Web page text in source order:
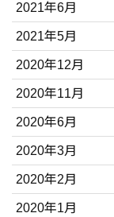
2021年6月
2021年5月
2020年12月
2020年11月
2020年6月
2020年3月
2020年2月
2020年1月